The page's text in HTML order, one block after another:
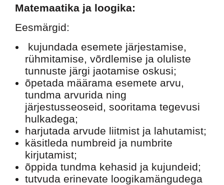
Matemaatika ja loogika:
Eesmärgid:
kujundada esemete järjestamise,
rühmitamise, võrdlemise ja oluliste
tunnuste järgi jaotamise oskusi;
õpetada määrama esemete arvu,
tundma arvurida ning
järjestusseoseid, sooritama tegevusi
hulkadega;
harjutada arvude liitmist ja lahutamist;
käsitleda numbreid ja numbrite
kirjutamist;
õppida tundma kehasid ja kujundeid;
tutvuda erinevate loogikamängudega